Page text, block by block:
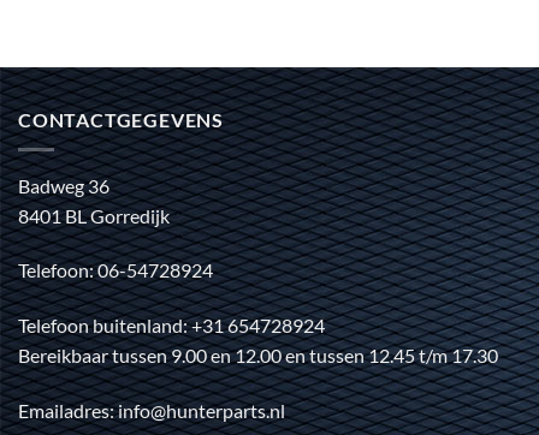
CONTACTGEGEVENS
Badweg 36
8401 BL Gorredijk
Telefoon: 06-54728924
Telefoon buitenland: +31 654728924
Bereikbaar tussen 9.00 en 12.00 en tussen 12.45 t/m 17.30
Emailadres: info@hunterparts.nl